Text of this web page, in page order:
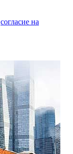
согласие на